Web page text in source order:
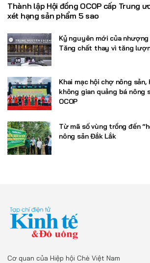
Thành lập Hội đồng OCOP cấp Trung
xét hạng sản phẩm 5 sao
Kỷ nguyên mới của
Tăng chất thay vì tăng
Khai mạc hội chợ nông sản,
không gian quảng bá nông
OCOP
Từ mã số vùng trồng đến
nông sản Đắk Lắk
Cơ quan của Hiệp hội Chè Việt Nam